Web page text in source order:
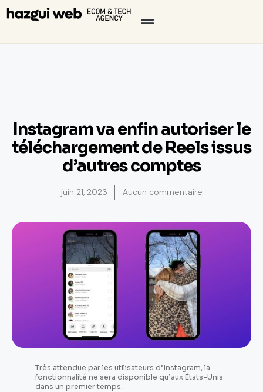
Instagram va enfin autoriser le
téléchargement de Reels issus
d’autres comptes
juin 21, 2023 Aucun commentaire
Très attendue par les utilisateurs d’Instagram, la
fonctionnalité ne sera disponible qu’aux États-Unis
dans un premier temps.